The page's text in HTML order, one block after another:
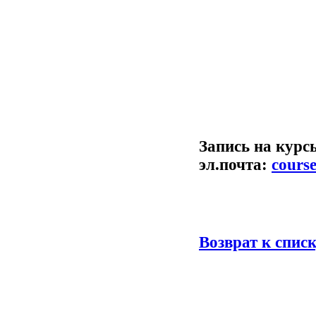
Запись на
эл.почта:
Возврат к